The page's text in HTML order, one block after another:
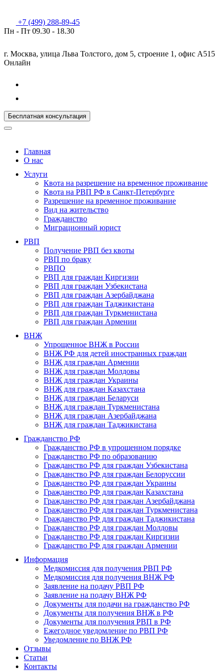
+7 (499) 288-89-45
Пн - Пт 09.30 - 18.30
г. Москва, улица Льва Толстого, дом 5, строение 1, офис А515
Онлайн
Бесплатная консультация
Главная
О нас
Услуги
Квота на разрешение на временное проживание
Квота на РВП РФ в Санкт-Петербурге
Разрешение на временное проживание
Вид на жительство
Гражданство
Миграционный юрист
РВП
Получение РВП без квоты
РВП по браку
РВПО
РВП для граждан Киргизии
РВП для граждан Узбекистана
РВП для граждан Азербайджана
РВП для граждан Таджикистана
РВП для граждан Туркменистана
РВП для граждан Армении
ВНЖ
Упрощенное ВНЖ в России
ВНЖ РФ для детей иностранных граждан
ВНЖ для граждан Армении
ВНЖ для граждан Молдовы
ВНЖ для граждан Украины
ВНЖ для граждан Казахстана
ВНЖ для граждан Беларуси
ВНЖ для граждан Туркменистана
ВНЖ для граждан Азербайджана
ВНЖ для граждан Таджикистана
Гражданство РФ
Гражданство РФ в упрощенном порядке
Гражданство РФ по образованию
Гражданство РФ для граждан Узбекистана
Гражданство РФ для граждан Белоруссии
Гражданство РФ для граждан Украины
Гражданство РФ для граждан Казахстана
Гражданство РФ для граждан Азербайджана
Гражданство РФ для граждан Туркменистана
Гражданство РФ для граждан Таджикистана
Гражданство РФ для граждан Молдовы
Гражданство РФ для граждан Киргизии
Гражданство РФ для граждан Армении
Информация
Медкомиссия для получения РВП РФ
Медкомиссия для получения ВНЖ РФ
Заявление на подачу РВП РФ
Заявление на подачу ВНЖ РФ
Документы для подачи на гражданство РФ
Документы для получения ВНЖ в РФ
Документы для получения РВП в РФ
Ежегодное уведомление по РВП РФ
Уведомление по ВНЖ РФ
Отзывы
Статьи
Контакты